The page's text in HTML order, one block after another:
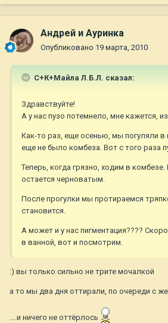
Андрей и Ауринка
Опубликовано 19 марта, 2010
С+К+Майла Л.Б.Л. сказал:
Здравствуйте!
А у нас пузо потемнело, мне кажется,
Как-то раз, еще осенью, мы погуляли в
еще не было комбеза. Вот с того раза
Теперь, когда грязно, ходим в комбезе.
остается черноватым.
После прогулки мы протираемся
становится.
А может и у нас пигментация????
в ванной, вот и посмотрим.
:) вы только сильно не трите мочалкой
а то мы два дня оттирали, по очереди с
....и ничего не оттёрлось